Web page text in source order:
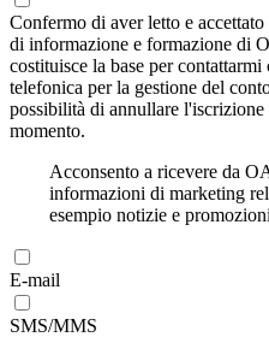
Confermo di aver letto e accettato
di informazione e formazione di
costituisce la base per
telefonica per la gestione del
possibilità di annullare
momento.
Acconsento a ricevere da
informazioni di marketing
esempio notizie e
E-mail
SMS/MMS